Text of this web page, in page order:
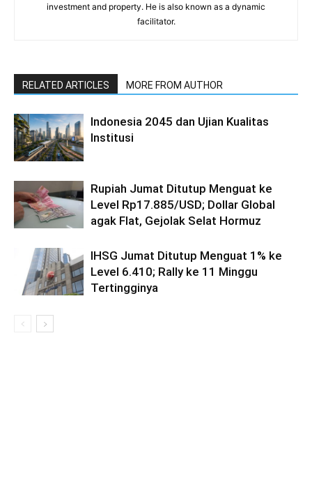
investment and property. He is also known as a dynamic
facilitator.
RELATED ARTICLES MORE FROM AUTHOR
Indonesia 2045 dan Ujian Kualitas
Institusi
Rupiah Jumat Ditutup Menguat ke
Level Rp17.885/USD; Dollar Global
agak Flat, Gejolak Selat Hormuz
IHSG Jumat Ditutup Menguat 1% ke
Level 6.410; Rally ke 11 Minggu
Tertingginya